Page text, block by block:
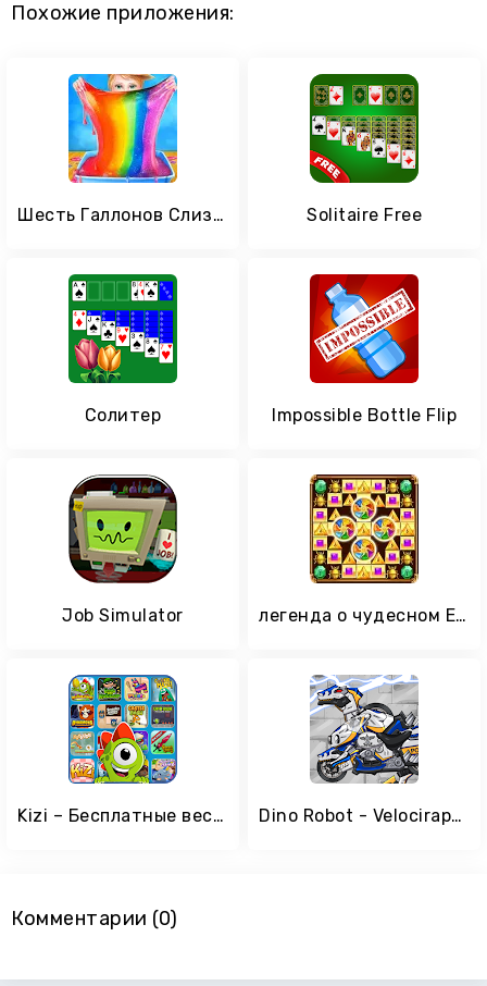
Похожие приложения:
Шесть Галлонов Слизь Сделать и играть Гигантская и Solitaire Free
Солитер Impossible Bottle Flip
Job Simulator легенда о чудесном Египте
Kizi – Бесплатные весёлые игры Dino Robot - Velociraptor Cops
Комментарии (0)